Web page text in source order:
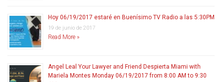
Hoy 06/19/2017 estaré en Buenísimo TV Radio a las 5:30PM
19 de junio de 2017
Read More »
Angel Leal Your Lawyer and Friend Despierta Miami with
Mariela Montes Monday 06/19/2017 from 8:00 AM to 9:30